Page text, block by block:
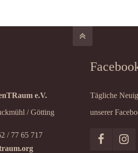
e.V.
/ Götting
/ 77 65 717
Tägliche
unserer